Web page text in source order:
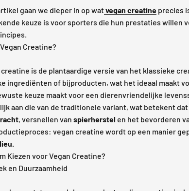
gaan we dieper in op watvegan creatine precies
keuze is voor sporters die hun prestaties willen
Creatine?
creatine is de plantaardige versie van het klassieke
ingrediënten of bijproducten, wat het ideaal maakt
keuze maakt voor een dierenvriendelijke
aan die van de traditionele variant, wat betekent
, versnellen van spierherstel en het bevorderen
vegan creatine wordt op een manier
Kiezen voor Vegan Creatine?
en Duurzaamheid